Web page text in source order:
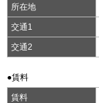
所在地
交通1
交通2
●賃料
賃料